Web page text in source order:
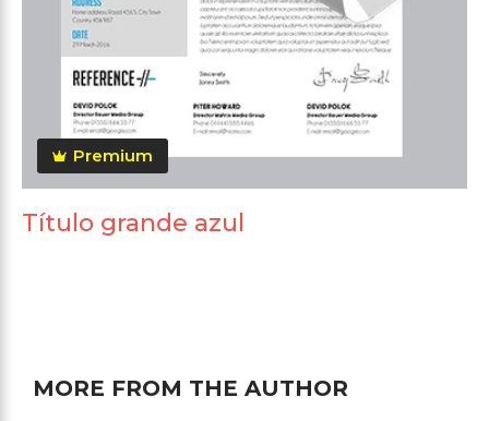
Premium
Título grande azul
MORE FROM THE AUTHOR